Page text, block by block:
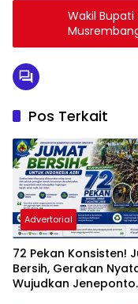
Wakil
Harapanya
Pos Terkait
Advertorial
72 Pekan Konsisten!
Bersih, Gerakan
Wujudkan Jeneponto